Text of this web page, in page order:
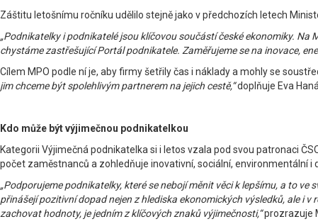
Záštitu letošnímu ročníku udělilo stejně jako v předchozích letech
„Podnikatelky i podnikatelé jsou klíčovou součástí české ekonomiky.
chystáme zastřešující Portál podnikatele. Zaměřujeme se na inovace,
Cílem MPO podle ní je, aby firmy šetřily čas i náklady a mohly se
jim chceme být spolehlivým partnerem na jejich cestě,“doplňuje Eva
Kdo může být výjimečnou podnikatelkou
Kategorii Výjimečná podnikatelka si i letos vzala pod svou patronaci
počet zaměstnanců a zohledňuje inovativní, sociální, environmentální i
„Podporujeme podnikatelky, které se nebojí měnit věci k lepšímu, a to
přinášejí pozitivní dopad nejen z hlediska ekonomických výsledků, ale i
zachovat hodnoty, je jedním z klíčových znaků výjimečnosti,“prozrazuje